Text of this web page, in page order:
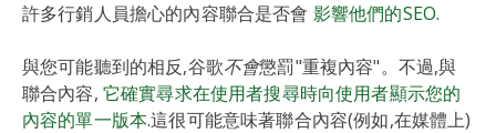
許多行銷人員擔心的內容聯合是否會 影響他們的SEO.
與您可能聽到的相反,谷歌不會懲罰"重複內容"。不過,與
聯合內容, 它確實尋求在使用者搜尋時向使用者顯示您的
內容的單一版本.這很可能意味著聯合內容(例如,在媒體上)